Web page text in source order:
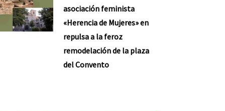
asociación feminista
«Herencia de Mujeres» en
repulsa a la feroz
remodelación de la plaza
del Convento